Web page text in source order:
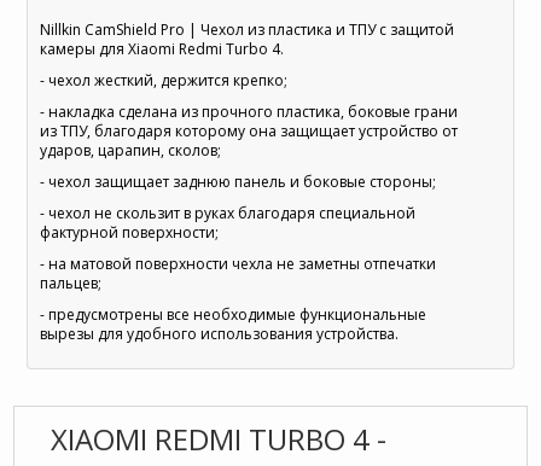
Nillkin CamShield Pro | Чехол из пластика и ТПУ с защитой
камеры для Xiaomi Redmi Turbo 4.
- чехол жесткий, держится крепко;
- накладка сделана из прочного пластика, боковые грани
из ТПУ, благодаря которому она защищает устройство от
ударов, царапин, сколов;
- чехол защищает заднюю панель и боковые стороны;
- чехол не скользит в руках благодаря специальной
фактурной поверхности;
- на матовой поверхности чехла не заметны отпечатки
пальцев;
- предусмотрены все необходимые функциональные
вырезы для удобного использования устройства.
XIAOMI REDMI TURBO 4 -